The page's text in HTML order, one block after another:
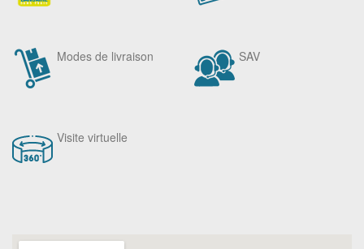
Modes de livraison SAV
Visite virtuelle